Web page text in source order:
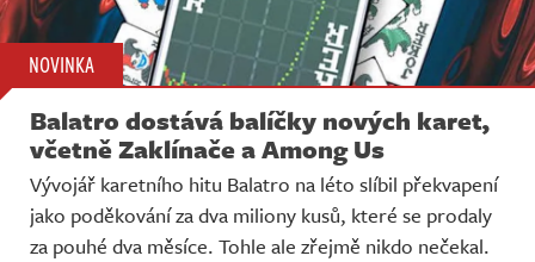
NOVINKA
Balatro dostává balíčky nových karet,
včetně Zaklínače a Among Us
Vývojář karetního hitu Balatro na léto slíbil překvapení
jako poděkování za dva miliony kusů, které se prodaly
za pouhé dva měsíce. Tohle ale zřejmě nikdo nečekal.